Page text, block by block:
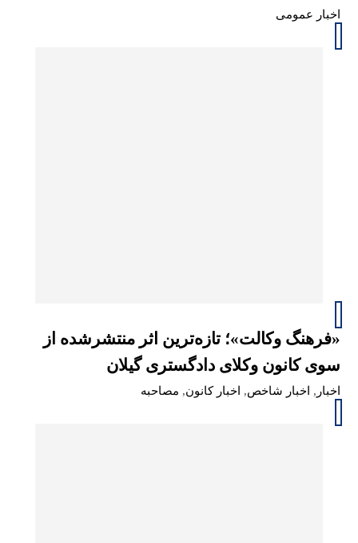
اخبار عمومی
«فرهنگ وکالت»؛ تازه‌ترین اثر منتشرشده از
سوی کانون وکلای دادگستری گیلان
اخبار , اخبار شاخص, اخبار کانون, مصاحبه